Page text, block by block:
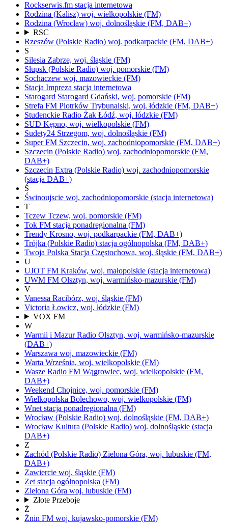
Rockserwis.fm stacja internetowa
Rodzina (Kalisz) woj. wielkopolskie (FM)
Rodzina (Wrocław) woj. dolnośląskie (FM, DAB+)
RSC
Rzeszów (Polskie Radio) woj. podkarpackie (FM, DAB+)
S
Silesia Zabrze, woj. śląskie (FM)
Słupsk (Polskie Radio) woj. pomorskie (FM)
Sochaczew woj. mazowieckie (FM)
Stacja Impreza stacja internetowa
Starogard Starogard Gdański, woj. pomorskie (FM)
Strefa FM Piotrków Trybunalski, woj. łódzkie (FM, DAB+)
Studenckie Radio Żak Łódź, woj. łódzkie (FM)
SUD Kępno, woj. wielkopolskie (FM)
Sudety24 Strzegom, woj. dolnośląskie (FM)
Super FM Szczecin, woj. zachodniopomorskie (FM, DAB+)
Szczecin (Polskie Radio) woj. zachodniopomorskie (FM,
DAB+)
Szczecin Extra (Polskie Radio) woj. zachodniopomorskie
(stacja DAB+)
Ś
Świnoujscie woj. zachodniopomorskie (stacja internetowa)
T
Tczew Tczew, woj. pomorskie (FM)
Tok FM stacja ponadregionalna (FM)
Trendy Krosno, woj. podkarpackie (FM, DAB+)
Trójka (Polskie Radio) stacja ogólnopolska (FM, DAB+)
Twoja Polska Stacja Częstochowa, woj. śląskie (FM, DAB+)
U
UJOT FM Kraków, woj. małopolskie (stacja internetowa)
UWM FM Olsztyn, woj. warmińsko-mazurskie (FM)
V
Vanessa Racibórz, woj. śląskie (FM)
Victoria Łowicz, woj. łódzkie (FM)
VOX FM
W
Warmii i Mazur Radio Olsztyn, woj. warmińsko-mazurskie
(DAB+)
Warszawa woj. mazowieckie (FM)
Warta Września, woj. wielkopolskie (FM)
Wasze Radio FM Wągrowiec, woj. wielkopolskie (FM,
DAB+)
Weekend Chojnice, woj. pomorskie (FM)
Wielkopolska Bolechowo, woj. wielkopolskie (FM)
Wnet stacja ponadregionalna (FM)
Wrocław (Polskie Radio) woj. dolnośląskie (FM, DAB+)
Wrocław Kultura (Polskie Radio) woj. dolnośląskie (stacja
DAB+)
Z
Zachód (Polskie Radio) Zielona Góra, woj. lubuskie (FM,
DAB+)
Zawiercie woj. śląskie (FM)
Zet stacja ogólnopolska (FM)
Zielona Góra woj. lubuskie (FM)
Złote Przeboje
Ż
Żnin FM woj. kujawsko-pomorskie (FM)